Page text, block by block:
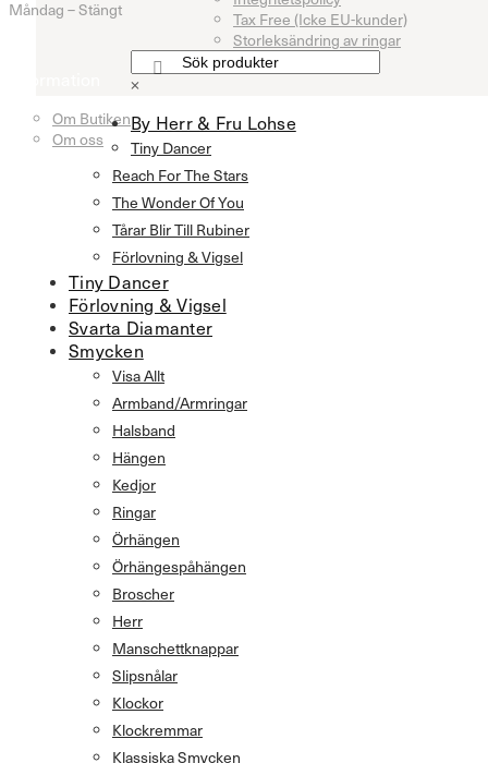
Måndag – Stängt
Tax Free (Icke EU-kunder)
Storleksändring av ringar
Om Butiken
Om oss
×
By Herr & Fru Lohse
Tiny Dancer
Reach For The Stars
The Wonder Of You
Tårar Blir Till Rubiner
Förlovning & Vigsel
Tiny Dancer
Förlovning & Vigsel
Svarta Diamanter
Smycken
Visa Allt
Armband/Armringar
Halsband
Hängen
Kedjor
Ringar
Örhängen
Örhängespåhängen
Broscher
Herr
Manschettknappar
Slipsnålar
Klockor
Klockremmar
Klassiska Smycken